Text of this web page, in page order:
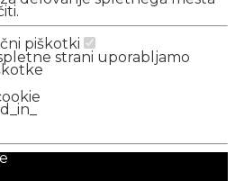
piškotki
strani uporabljamo